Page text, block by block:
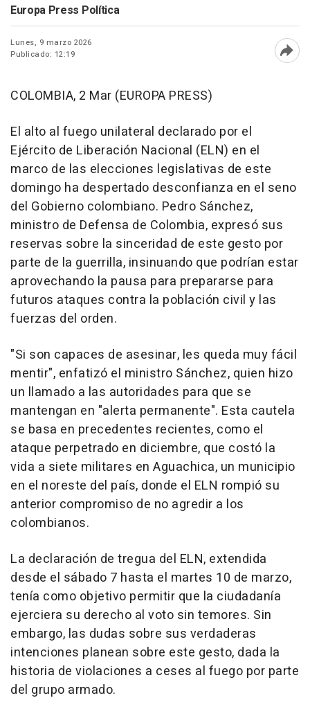
Europa Press Política
Lunes, 9 marzo 2026
Publicado: 12:19
COLOMBIA, 2 Mar (EUROPA PRESS)
El alto al fuego unilateral declarado por el
Ejército de Liberación Nacional (ELN) en el
marco de las elecciones legislativas de este
domingo ha despertado desconfianza en el seno
del Gobierno colombiano. Pedro Sánchez,
ministro de Defensa de Colombia, expresó sus
reservas sobre la sinceridad de este gesto por
parte de la guerrilla, insinuando que podrían estar
aprovechando la pausa para prepararse para
futuros ataques contra la población civil y las
fuerzas del orden.
"Si son capaces de asesinar, les queda muy fácil
mentir", enfatizó el ministro Sánchez, quien hizo
un llamado a las autoridades para que se
mantengan en "alerta permanente". Esta cautela
se basa en precedentes recientes, como el
ataque perpetrado en diciembre, que costó la
vida a siete militares en Aguachica, un municipio
en el noreste del país, donde el ELN rompió su
anterior compromiso de no agredir a los
colombianos.
La declaración de tregua del ELN, extendida
desde el sábado 7 hasta el martes 10 de marzo,
tenía como objetivo permitir que la ciudadanía
ejerciera su derecho al voto sin temores. Sin
embargo, las dudas sobre sus verdaderas
intenciones planean sobre este gesto, dada la
historia de violaciones a ceses al fuego por parte
del grupo armado.